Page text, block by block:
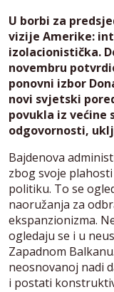
U borbi za
vizije Amerike:
izolacionistička.
novembru
ponovni izbor
novi svjetski
povukla iz većine
odgovornosti,
Bajdenova
zbog svoje
politiku. To se
naoružanja za
ekspanzionizma.
ogledaju se i u
Zapadnom
neosnovanoj nadi
i postati